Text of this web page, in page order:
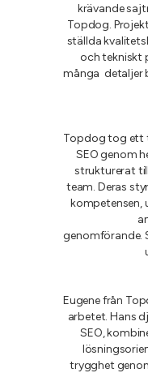
krävande
Topdog.
ställda
och tekniskt
många detaljer
Topdog tog ett
SEO genom
strukturerat
team. Deras
genomförande.
Eugene från
arbetet. Hans
SEO,
trygghet